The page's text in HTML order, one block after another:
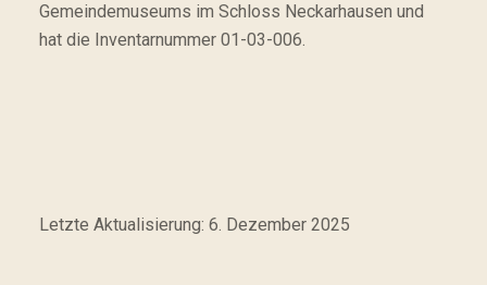
Gemeindemuseums im Schloss Neckarhausen und
hat die Inventarnummer 01-03-006.
Letzte Aktualisierung: 6. Dezember 2025